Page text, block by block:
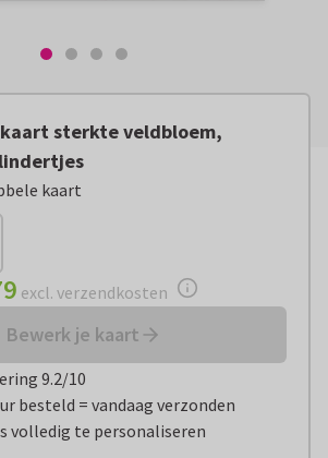
sterkte veldbloem,
kaart
verzendkosten
excl. verzendkosten
Bewerk je kaart
9.2/10
besteld = vandaag verzonden
volledig te personaliseren